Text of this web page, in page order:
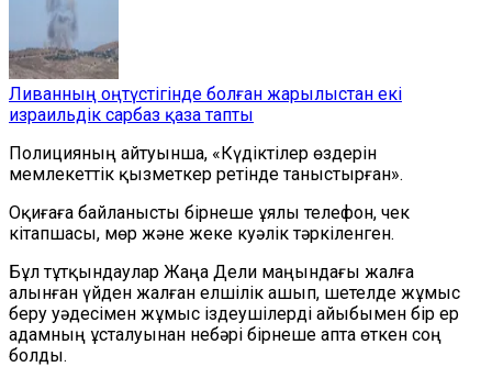
Ливанның оңтүстігінде болған жарылыстан екі
израильдік сарбаз қаза тапты
Полицияның айтуынша, «Күдіктілер өздерін
мемлекеттік қызметкер ретінде таныстырған».
Оқиғаға байланысты бірнеше ұялы телефон, чек
кітапшасы, мөр және жеке куәлік тәркіленген.
Бұл тұтқындаулар Жаңа Дели маңындағы жалға
алынған үйден жалған елшілік ашып, шетелде жұмыс
беру уәдесімен жұмыс іздеушілерді айыбымен бір ер
адамның ұсталуынан небәрі бірнеше апта өткен соң
болды.